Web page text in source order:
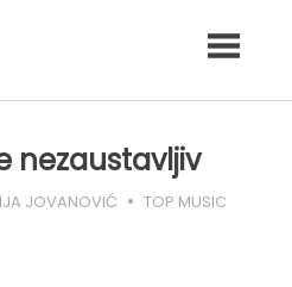
nezaustavljiv
JOVANOVIĆ TOP MUSIC